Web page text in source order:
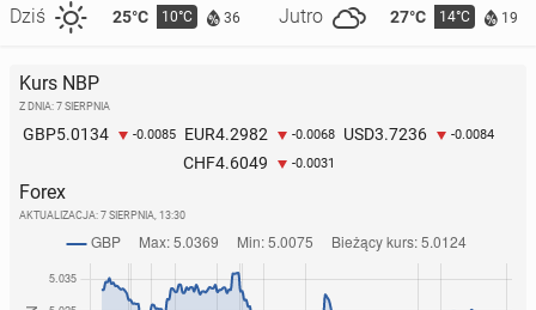
Dziś 25°C 10°C 36 Jutro 27°C 14°C 19
Kurs NBP
Z DNIA: 7 SIERPNIA
GBP5.0134 -0.0085 EUR4.2982 -0.0068 USD3.7236 -0.0084
CHF4.6049 -0.0031
Forex
AKTUALIZACJA: 7 SIERPNIA, 13:30